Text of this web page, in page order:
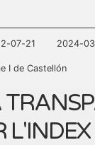
I de Castellón
07-21 2024-
L'INDEX